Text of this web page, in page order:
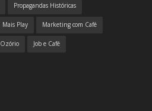
Propagandas Históricas
Mais Play Marketing com Café
Ozório Job e Café